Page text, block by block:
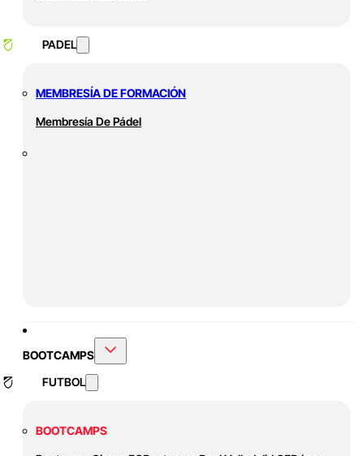
PADEL
MEMBRESÍA DE FORMACIÓN
Membresía De Pádel
BOOTCAMPS
FUTBOL
BOOTCAMPS